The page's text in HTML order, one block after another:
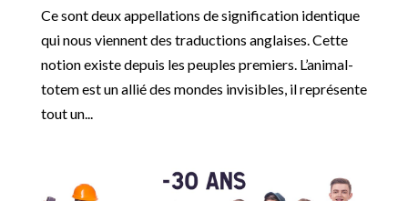
Ce sont deux appellations de signification identique
qui nous viennent des traductions anglaises. Cette
notion existe depuis les peuples premiers. L’animal-
totem est un allié des mondes invisibles, il représente
tout un...